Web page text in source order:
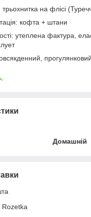
на флісі
кофта + штани
утеплена фактура,
Домашній
Rozetka